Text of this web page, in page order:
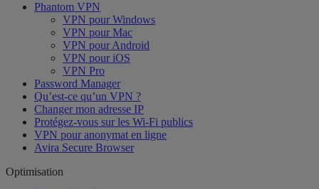
Phantom VPN
VPN pour Windows
VPN pour Mac
VPN pour Android
VPN pour iOS
VPN Pro
Password Manager
Qu’est-ce qu’un VPN ?
Changer mon adresse IP
Protégez-vous sur les Wi-Fi publics
VPN pour anonymat en ligne
Avira Secure Browser
Optimisation